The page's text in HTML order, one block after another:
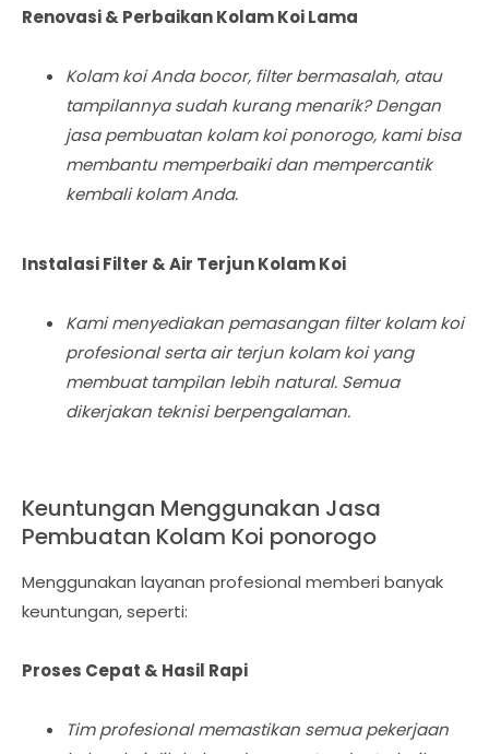
Renovasi & Perbaikan Kolam Koi Lama
Kolam koi Anda bocor, filter bermasalah, atau
tampilannya sudah kurang menarik? Dengan
jasa pembuatan kolam koi ponorogo, kami bisa
membantu memperbaiki dan mempercantik
kembali kolam Anda.
Instalasi Filter & Air Terjun Kolam Koi
Kami menyediakan pemasangan filter kolam koi
profesional serta air terjun kolam koi yang
membuat tampilan lebih natural. Semua
dikerjakan teknisi berpengalaman.
Keuntungan Menggunakan Jasa
Pembuatan Kolam Koi ponorogo
Menggunakan layanan profesional memberi banyak
keuntungan, seperti:
Proses Cepat & Hasil Rapi
Tim profesional memastikan semua pekerjaan